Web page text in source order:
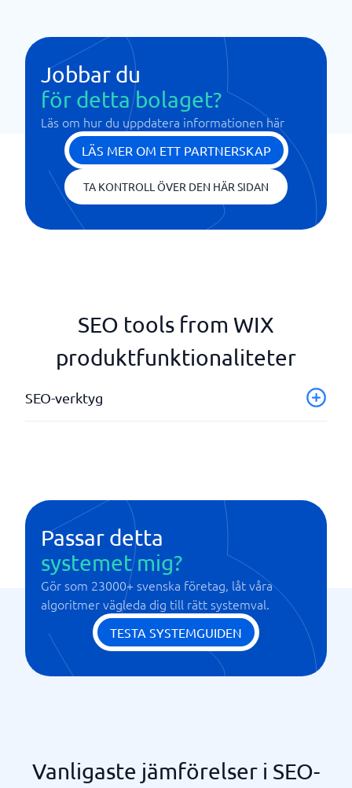
Jobbar du
för detta bolaget?
Läs om hur du uppdatera informationen här
LÄS MER OM ETT PARTNERSKAP
TA KONTROLL ÖVER DEN HÄR SIDAN
SEO tools from WIX
produktfunktionaliteter
SEO-verktyg
Passar detta
systemet mig?
Gör som 23000+ svenska företag, låt våra
algoritmer vägleda dig till rätt systemval.
TESTA SYSTEMGUIDEN
Vanligaste jämförelser i SEO-